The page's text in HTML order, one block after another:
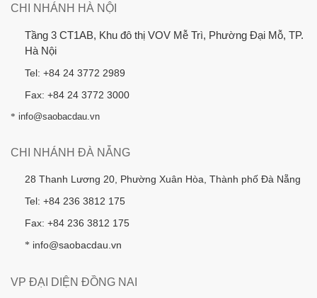
CHI NHÁNH HÀ NỘI
Tầng 3 CT1AB, Khu đô thị VOV Mễ Trì, Phường Đại Mỗ, TP.
Hà Nội
Tel: +84 24 3772 2989
Fax: +84 24 3772 3000
* info@saobacdau.vn
CHI NHÁNH ĐÀ NẴNG
28 Thanh Lương 20, Phường Xuân Hòa, Thành phố Đà Nẵng
Tel: +84 236 3812 175
Fax: +84 236 3812 175
* info@saobacdau.vn
VP ĐẠI DIỆN ĐỒNG NAI